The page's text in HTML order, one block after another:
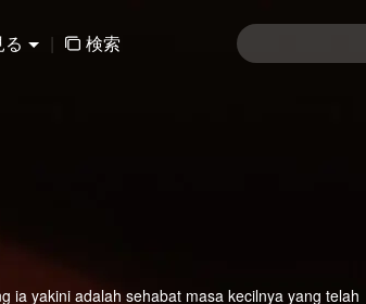
る | 検索
ia yakini adalah sehabat masa kecilnya yang telah